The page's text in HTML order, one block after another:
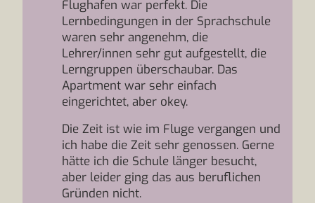
Flughafen war perfekt. Die
Lernbedingungen in der Sprachschule
waren sehr angenehm, die
Lehrer/innen sehr gut aufgestellt, die
Lerngruppen überschaubar. Das
Apartment war sehr einfach
eingerichtet, aber okey.
Die Zeit ist wie im Fluge vergangen und
ich habe die Zeit sehr genossen. Gerne
hätte ich die Schule länger besucht,
aber leider ging das aus beruflichen
Gründen nicht.